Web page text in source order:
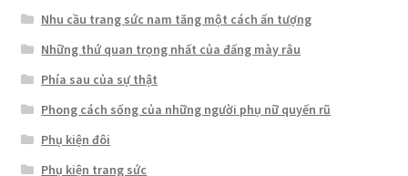
Nhu cầu trang sức nam tăng một cách ấn tượng
Những thứ quan trọng nhất của đấng mày râu
Phía sau của sự thật
Phong cách sống của những người phụ nữ quyến rũ
Phụ kiện đôi
Phụ kiện trang sức